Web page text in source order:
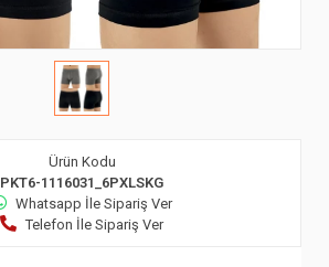
Ürün Kodu
PKT6-1116031_6PXLSKG
Whatsapp İle Sipariş Ver
Telefon İle Sipariş Ver